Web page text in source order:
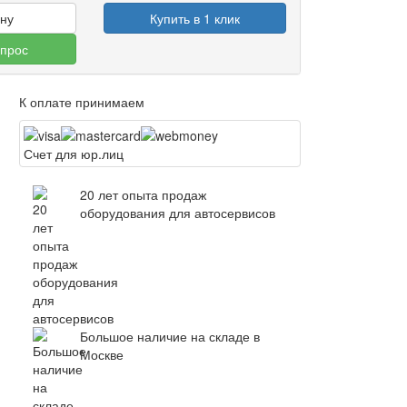
Купить в 1 клик
К оплате принимаем
Счет для юр.лиц
20 лет опыта продаж
оборудования для автосервисов
Большое наличие на складе в
Москве